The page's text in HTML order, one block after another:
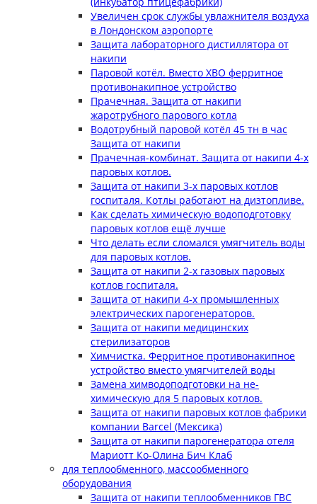
Увеличен срок службы увлажнителя воздуха
в Лондонском аэропорте
Защита лабораторного дистиллятора от
накипи
Паровой котёл. Вместо ХВО ферритное
противонакипное устройство
Прачечная. Защита от накипи
жаротрубного парового котла
Водотрубный паровой котёл 45 тн в час
Защита от накипи
Прачечная-комбинат. Защита от накипи 4-х
паровых котлов.
Защита от накипи 3-х паровых котлов
госпиталя. Котлы работают на дизтопливе.
Как сделать химическую водоподготовку
паровых котлов ещё лучше
Что делать если сломался умягчитель воды
для паровых котлов.
Защита от накипи 2-х газовых паровых
котлов госпиталя.
Защита от накипи 4-х промышленных
электрических парогенераторов.
Защита от накипи медицинских
стерилизаторов
Химчистка. Ферритное противонакипное
устройство вместо умягчителей воды
Замена химводоподготовки на не-
химическую для 5 паровых котлов.
Защита от накипи паровых котлов фабрики
компании Barcel (Мексика)
Защита от накипи парогенератора отеля
Мариотт Ко-Олина Бич Клаб
для теплообменного, массообменного
оборудования
Защита от накипи теплообменников ГВС